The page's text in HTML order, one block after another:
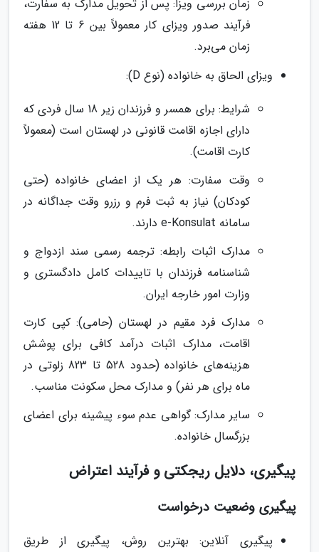
زمان بررسی ویزا: پس از تحویل مدارک به سفارت،
فرآیند صدور ویزای کار معمولاً بین 6 تا 12 هفته
زمان می‌برد.
ویزای الحاق به خانواده (نوع D):
شرایط: برای همسر و فرزندان زیر 18 سال فردی که
دارای اجازه اقامت قانونی در لهستان است (معمولاً
کارت اقامت).
وقت سفارت: هر یک از اعضای خانواده (حتی
کودکان) نیاز به ثبت فرم و رزرو وقت جداگانه در
سامانه e-Konsulat دارند.
مدارک اثبات رابطه: ترجمه رسمی سند ازدواج و
شناسنامه فرزندان با تاییدات کامل دادگستری و
وزارت امور خارجه ایران.
مدارک فرد مقیم در لهستان (حامی): کپی کارت
اقامت، مدارک اثبات درآمد کافی برای پوشش
هزینه‌های خانواده (حدود 528 تا 823 زلوتی در
ماه برای هر نفر) و مدارک محل سکونت مناسب.
سایر مدارک: گواهی عدم سوء پیشینه برای اعضای
بزرگسال خانواده.
پیگیری، دلایل ریجکتی و فرآیند اعتراض
پیگیری وضعیت درخواست
پیگیری آنلاین: بهترین روش، پیگیری از طریق